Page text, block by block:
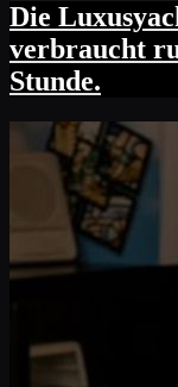
Die
verbraucht
Stunde.